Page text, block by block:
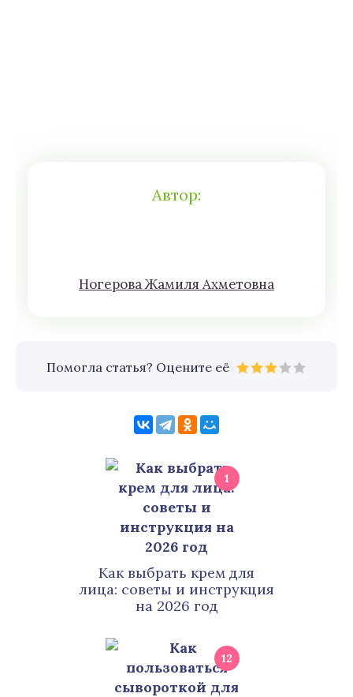
Автор:
Нoгeрова Жaмиля Aхмeтoвна
Помогла статья? Оцените её
1
Как выбрать крем для
лица: советы и инструкция
на 2026 год
12